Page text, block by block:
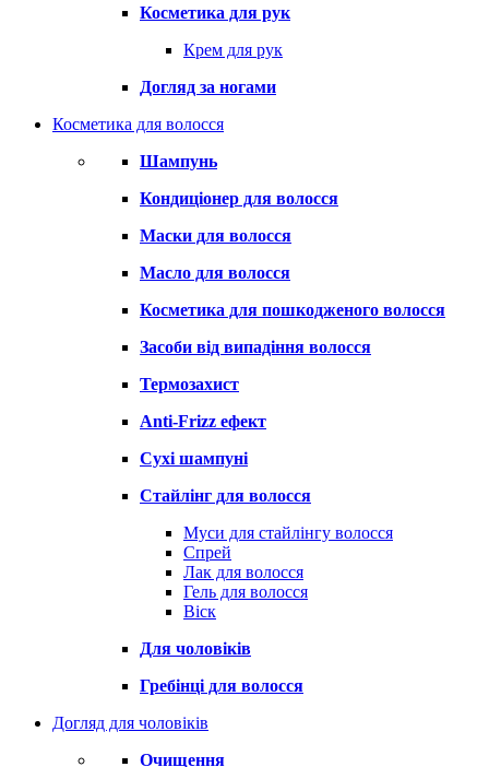
Косметика для рук
Крем для рук
Догляд за ногами
Косметика для волосся
Шампунь
Кондиціонер для волосся
Маски для волосся
Масло для волосся
Косметика для пошкодженого волосся
Засоби від випадіння волосся
Термозахист
Anti-Frizz ефект
Сухі шампуні
Стайлінг для волосся
Муси для стайлінгу волосся
Спрей
Лак для волосся
Гель для волосся
Віск
Для чоловіків
Гребінці для волосся
Догляд для чоловіків
Очищення